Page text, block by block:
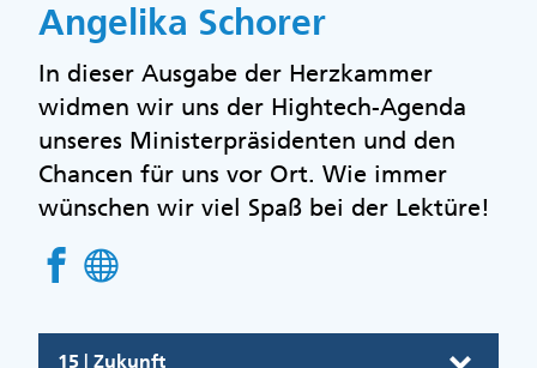
15 | Zukunft
Angelika Schorer
In dieser Ausgabe der Herzkammer
widmen wir uns der Hightech-Agenda
unseres Ministerpräsidenten und den
Chancen für uns vor Ort. Wie immer
wünschen wir viel Spaß bei der Lektüre!